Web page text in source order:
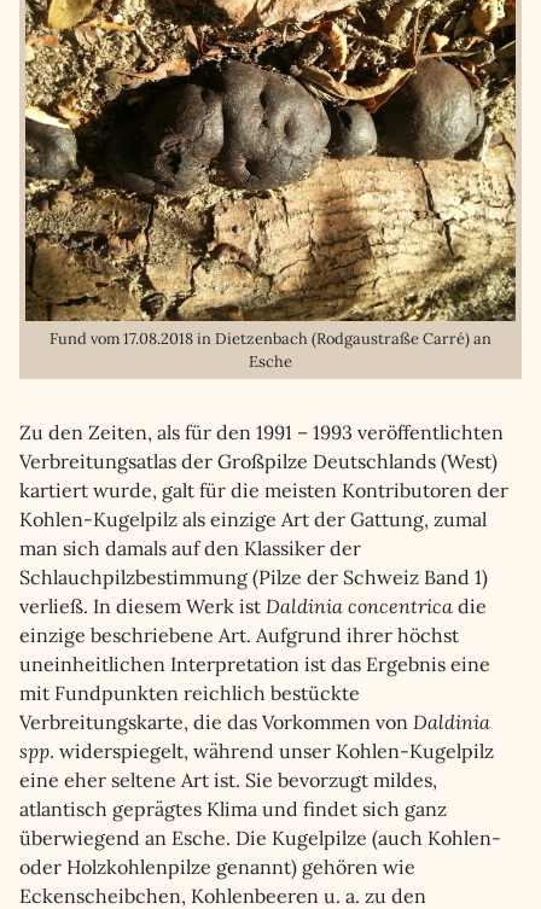
Fund vom 17.08.2018 in Dietzenbach (Rodgaustraße Carré) an
Esche
Zu den Zeiten, als für den 1991 – 1993 veröffentlichten
Verbreitungsatlas der Großpilze Deutschlands (West)
kartiert wurde, galt für die meisten Kontributoren der
Kohlen-Kugelpilz als einzige Art der Gattung, zumal
man sich damals auf den Klassiker der
Schlauchpilzbestimmung (Pilze der Schweiz Band 1)
verließ. In diesem Werk ist Daldinia concentrica die
einzige beschriebene Art. Aufgrund ihrer höchst
uneinheitlichen Interpretation ist das Ergebnis eine
mit Fundpunkten reichlich bestückte
Verbreitungskarte, die das Vorkommen von Daldinia
spp. widerspiegelt, während unser Kohlen-Kugelpilz
eine eher seltene Art ist. Sie bevorzugt mildes,
atlantisch geprägtes Klima und findet sich ganz
überwiegend an Esche. Die Kugelpilze (auch Kohlen-
oder Holzkohlenpilze genannt) gehören wie
Eckenscheibchen, Kohlenbeeren u. a. zu den